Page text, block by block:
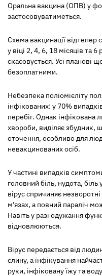
Оральна вакцина (ОПВ) у
застосовуватиметься.
Схема вакцинації відтепер
у віці 2, 4, 6, 18 місяців та 6
скасовується. Усі планові
безоплатними.
Небезпека поліомієліту
інфікованих: у 70%
перебіг. Однак інфікована
хвороби, виділяє збудник,
оточення, особливо для
невакцинованих осіб.
У частині випадків
головний біль, нудота,
вірус спричиняє
м’язах, а повний параліч
Навіть у разі одужання
відновлюються.
Вірус передається від
слину, а інфікування
руки, інфіковану їжу та